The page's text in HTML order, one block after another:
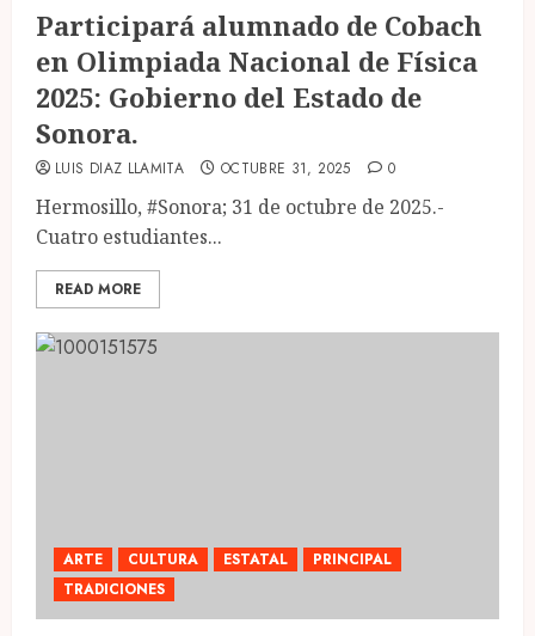
Participará alumnado de Cobach
en Olimpiada Nacional de Física
2025: Gobierno del Estado de
Sonora.
LUIS DIAZ LLAMITA OCTUBRE 31, 2025 0
Hermosillo, #Sonora; 31 de octubre de 2025.-
Cuatro estudiantes...
READ MORE
ARTE CULTURA ESTATAL
PRINCIPAL
TRADICIONES